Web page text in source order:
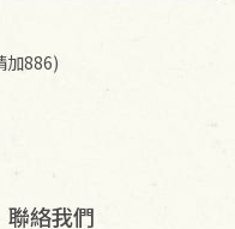
加886)
聯絡我們